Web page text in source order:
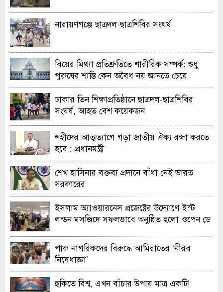
নারায়ণগঞ্জে ছাত্রদল-ছাত্রশিবির সংঘর্ষ
বিয়ের মিথ্যা প্রতিশ্রুতিতে শারীরিক সম্পর্ক: শুধু
পুরুষের শাস্তি কেন অবৈধ নয় জানতে চেয়ে
হাইকোর্টের রুল
ঢাকার তিন শিক্ষাপ্রতিষ্ঠানে ছাত্রদল-ছাত্রশিবির
সংঘর্ষ, আহত বেশ কয়েকজন
শহীদের আত্মত্যাগে গড়া জাতীয় ঐক্য রক্ষা করতে
হবে : প্রধানমন্ত্রী
শেখ হাসিনার বক্তব্য প্রদানে বাঁধা নেই ভারত
সরকারের
ইসলাম অ্যাওয়ারনেস প্রজেক্টের উদ্যোগে ইস্ট
লন্ডন মসজিদে সফলভাবে অনুষ্ঠিত হলো ওপেন ডে
পাক নাগরিকদের বিরুদ্ধে আমিরাতের ‘নীরব
নিষেধাজ্ঞা’
হুকিতে বিশ্ব, এখন বাঁচার উপায় মাত্র একটি!